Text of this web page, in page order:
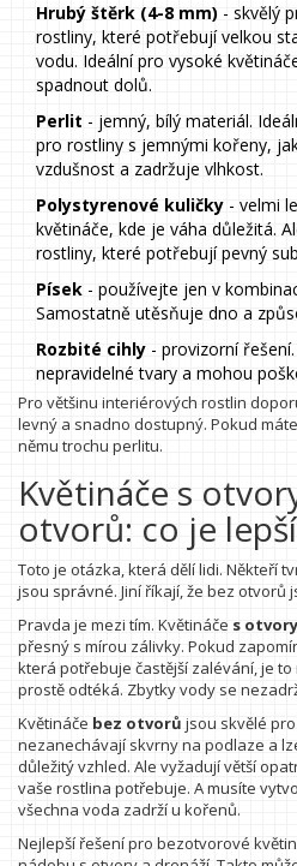
Hrubý štěrk (4-8 mm) - skvělý
rostliny, které potřebují velkou
vodu. Ideální pro vysoké
spadnout dolů.
Perlit - jemný, bílý materiál.
pro rostliny s jemnými kořeny,
vzdušnost a zadržuje vlhkost.
Polystyrenové kuličky - velmi
květináče, kde je váha důležitá.
rostliny, které potřebují pevný
Písek - používejte jen v
Samostatně utěsňuje dno a
Rozbité cihly - provizorní
nepravidelné tvary a mohou
Pro většinu interiérových rostlin
levný a snadno dostupný. Pokud
němu trochu perlitu.
Květináče s
otvorů: co je
Toto je otázka, která dělí lidi. Někteří
jsou správné. Jiní říkají, že bez otvorů
Pravda je mezi tím. Květináče s otvory
přesný s mírou zálivky. Pokud
která potřebuje častější zalévání, je
prostě odtéká. Zbytky vody se
Květináče bez otvorů jsou skvělé
nezanechávají skvrny na podlaze a
důležitý vzhled. Ale vyžadují větší
vaše rostlina potřebuje. A musíte
všechna voda zadrží u kořenů.
Nejlepší řešení pro bezotvorové